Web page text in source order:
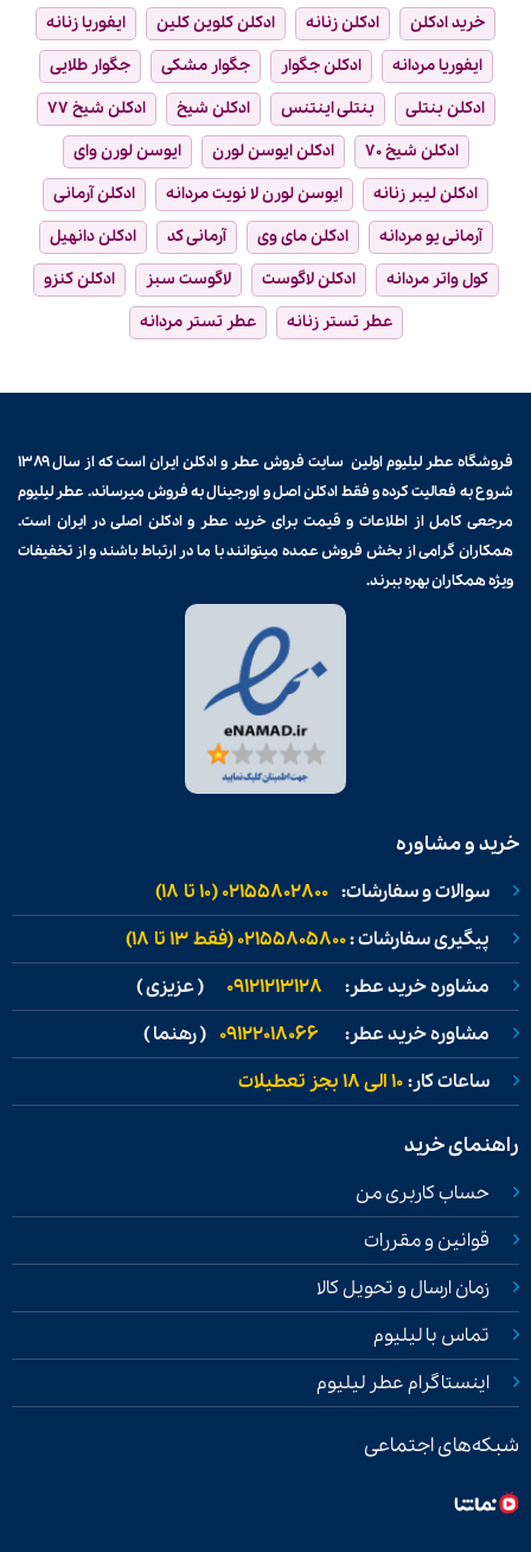
خرید ادکلن ادکلن زنانه ادکلن کلوین کلین
ایفوریا زنانه
ایفوریا مردانه
ادکلن جگوار جگوار مشکی
جگوار طلایی
ادکلن بنتلی
بنتلی اینتنس ادکلن شیخ
ادکلن شیخ ۷۷
ادکلن شیخ ۷۰
ادکلن ایوسن لورن
ایوسن لورن وای
ادکلن لیبر زنانه
ایوسن لورن لا نویت مردانه
ادکلن آرمانی
آرمانی یو مردانه
ادکلن مای وی آرمانی کد
ادکلن دانهیل
کول واتر مردانه
ادکلن لاگوست لاگوست سبز
ادکلن کنزو
عطر تستر زنانه
عطر تستر مردانه
فروشگاه عطر لیلیوم اولین سایت فروشعطر و ادکلن
ایران است که از سال ۱۳۸۹
شروع به فعالیت کرده و فقط ادکلن اصل و اورجینال به فروش میرساند. عطر لیلیوم
مرجعی کامل از اطلاعات و قیمت برایخرید عطر و ادکلن اصلی در ایران است.
همکاران گرامی از بخش فروش عمده میتوانند با ما در ارتباط باشند و از تخفیفات
ویژه همکاران بهره ببرند.
خرید و مشاوره
سوالات و سفارشات: 02155802800 (۱۰ تا ۱۸)
پیگیری سفارشات :02155805800 (فقط ۱۳ تا ۱۸)
مشاوره خرید عطر: 09121213128 ( عزیزی )
مشاوره خرید عطر: 09122018066 ( رهنما )
ساعات کار:۱۰ الی ۱۸ بجز تعطیلات
راهنمای خرید
حساب کاربری من
قوانین و مقررات
زمان ارسال و تحویل کالا
تماس با لیلیوم
اینستاگرام عطر لیلیوم
شبکه‌های اجتماعی